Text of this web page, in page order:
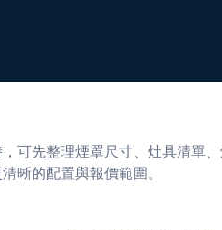
可先整理煙罩尺寸、灶具清單
晰的配置與報價範圍。